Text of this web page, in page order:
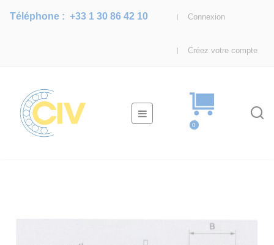
Connexion
Créez votre compte
Téléphone :+33 1 30 86 42 10
Basculer
la
☰
0